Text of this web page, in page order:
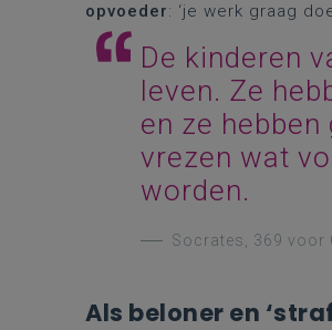
opvoeder: ‘je werk graag
De kinderen
leven. Ze
en ze
vrezen wat
worden.
Socrates, 369 voor
Als beloner en